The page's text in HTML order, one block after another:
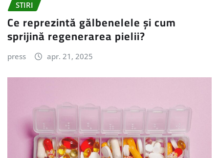
STIRI
Ce reprezintă gălbenelele și cum
sprijină regenerarea pielii?
press apr. 21, 2025